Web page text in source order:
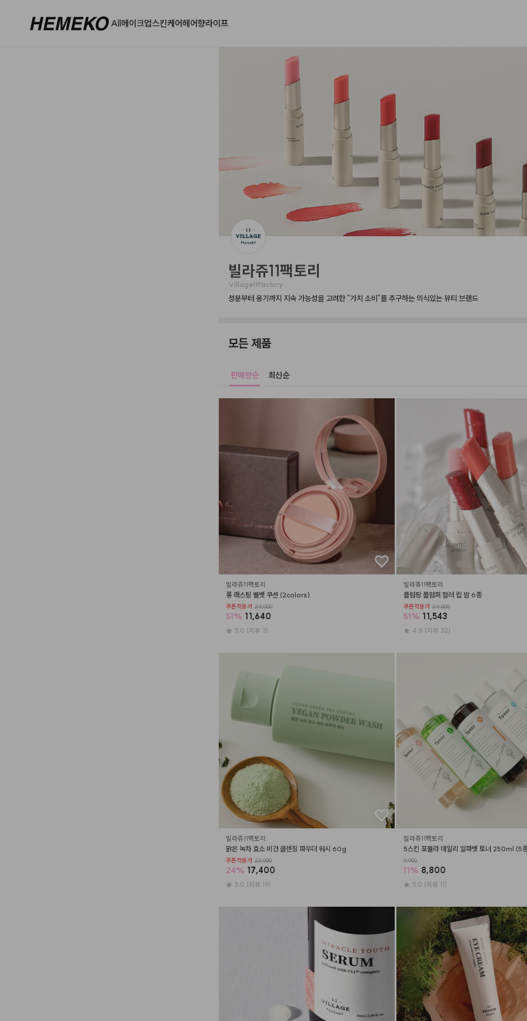
All메이크업스킨케어헤어향라이프
빌라쥬11팩토리
Village11Factory
성분부터 용기까지 지속 가능성을 고려한 "가치 소비"를 추구하는 의식있는 뷰티 브랜드
모든 제품
판매량순 최신순
빌라쥬11팩토리
롱 래스팅 벨벳 쿠션 (2colors)
쿠폰적용가 24,000
51% 11,640
5.0 (리뷰 3)
빌라쥬11팩토리
플럼팡 플럼퍼 컬러 립 밤 6종
쿠폰적용가 24,000
51% 11,543
4.8 (리뷰 32)
빌라쥬11팩토리
맑은 녹차 효소 비건 클렌징 파우더 워시 60g
쿠폰적용가 23,000
24% 17,400
5.0 (리뷰 19)
빌라쥬11팩토리
5스킨 포뮬라 데일리 알파벳 토너 250ml (5
9,900
11% 8,800
5.0 (리뷰 11)